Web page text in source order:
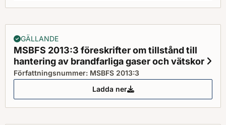
GÄLLANDE
MSBFS 2013:3 föreskrifter om tillstånd till
hantering av brandfarliga gaser och vätskor
Författningsnummer: MSBFS 2013:3
Ladda ner
MSBFS 2013:3 föreskrifter om